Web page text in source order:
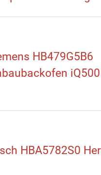
HB479G5B6
iQ500
HBA5782S0